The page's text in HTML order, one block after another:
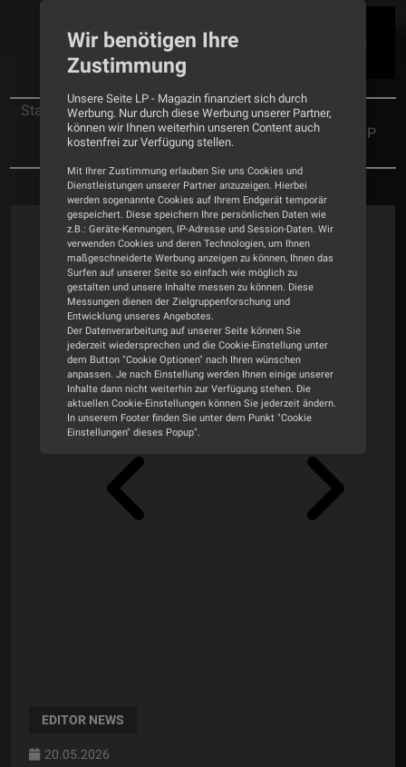
Startseite
News
Pressemitteilung: Silent Pound zu Gast bei AHP
EDITOR NEWS
20.05.2026
Wir benötigen Ihre
Zustimmung
Unsere Seite LP - Magazin finanziert sich durch
Werbung. Nur durch diese Werbung unserer Partner,
können wir Ihnen weiterhin unseren Content auch
kostenfrei zur Verfügung stellen.
Mit Ihrer Zustimmung erlauben Sie uns Cookies und
Dienstleistungen unserer Partner anzuzeigen. Hierbei
werden sogenannte Cookies auf Ihrem Endgerät temporär
gespeichert. Diese speichern Ihre persönlichen Daten wie
z.B.: Geräte-Kennungen, IP-Adresse und Session-Daten. Wir
verwenden Cookies und deren Technologien, um Ihnen
maßgeschneiderte Werbung anzeigen zu können, Ihnen das
Surfen auf unserer Seite so einfach wie möglich zu
gestalten und unsere Inhalte messen zu können. Diese
Messungen dienen der Zielgruppenforschung und
Entwicklung unseres Angebotes.
Der Datenverarbeitung auf unserer Seite können Sie
jederzeit wiedersprechen und die Cookie-Einstellung unter
dem Button "Cookie Optionen" nach Ihren wünschen
anpassen. Je nach Einstellung werden Ihnen einige unserer
Inhalte dann nicht weiterhin zur Verfügung stehen. Die
aktuellen Cookie-Einstellungen können Sie jederzeit ändern.
In unserem Footer finden Sie unter dem Punkt "Cookie
Einstellungen" dieses Popup".
Alle Cookies akzeptieren